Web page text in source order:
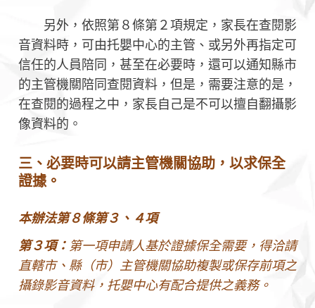
另外，依照第８條第２項規定，家長在查閱影
音資料時，可由托嬰中心的主管、或另外再指定可
信任的人員陪同，甚至在必要時，還可以通知縣市
的主管機關陪同查閱資料，但是，需要注意的是，
在查閱的過程之中，家長自己是不可以擅自翻攝影
像資料的。
三、必要時可以請主管機關協助，以求保全
證據。
本辦法第８條第３、４項
第３項： 第一項申請人基於證據保全需要，得洽請
直轄市、縣（市）主管機關協助複製或保存前項之
攝錄影音資料，托嬰中心有配合提供之義務。